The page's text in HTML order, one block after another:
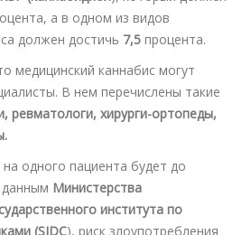
а в одном из видов
должен достичь 7,5 процента.
медицинский каннабис могут
В нем перечислены такие
ревматологи, хирурги-ортопеды,
одного пациента будет до
Министерства
института по
(SIDC), риск злоупотребления